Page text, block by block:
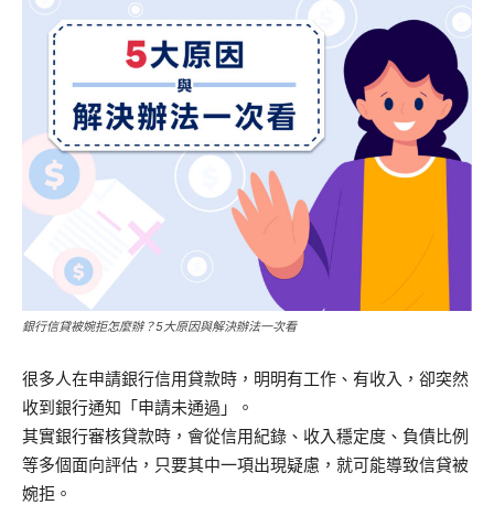
銀行信貸被婉拒怎麼辦？5大原因與解決辦法一次看
很多人在申請銀行信用貸款時，明明有工作、有收入，卻突然
收到銀行通知「申請未通過」。
其實銀行審核貸款時，會從信用紀錄、收入穩定度、負債比例
等多個面向評估，只要其中一項出現疑慮，就可能導致信貸被
婉拒。